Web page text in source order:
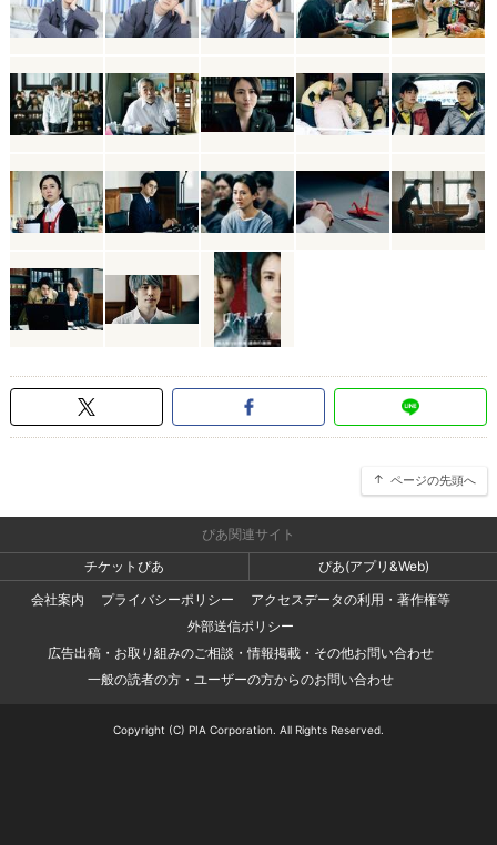
ページの先頭へ
ぴあ関連サイト
チケットぴあ
ぴあ(アプリ&Web)
会社案内
プライバシーポリシー
アクセスデータの利用・著作権等
外部送信ポリシー
広告出稿・お取り組みのご相談・情報掲載・その他お問い合わせ
一般の読者の方・ユーザーの方からのお問い合わせ
Copyright (C) PIA Corporation. All Rights Reserved.